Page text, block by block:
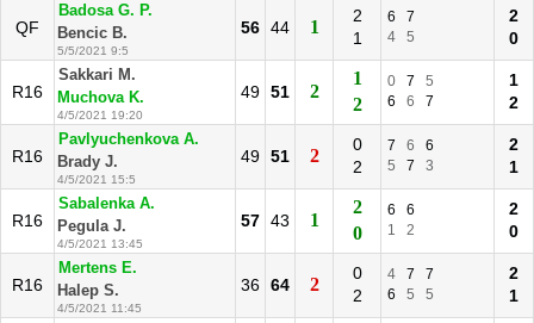
QF
Badosa G. P.
Bencic B.
5/5/2021 9:5
56 44 1
2
1
6
7
4
5
2
0
R16
Sakkari M.
Muchova K.
4/5/2021 19:20
49 51 2
1
2
0 7
5
6
6 7
1
2
R16
Pavlyuchenkova A.
Brady J.
4/5/2021 15:5
49 51 2
0
2
7 6
6
5
7 3
2
1
R16
Sabalenka A.
Pegula J.
4/5/2021 13:45
57 43 1
2
0
6
6
1
2
2
0
R16
Mertens E.
Halep S.
4/5/2021 11:45
36 64 2
0
2
4 7
7
6
5 5
2
1